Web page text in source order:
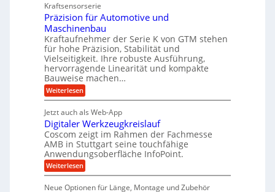
c
i
n
d
e
t
r
i
e
b
e
f
ü
r
r
a
n
d
A
u
f
t
r
a
s
e
i
n
g
a
n
l
o
s
e
,
w
e
n
i
g
e
r
S
t
e
h
n
s
t
a
n
g
e
n
g
e
t
r
i
e
b
e
f
ü
r
r
Kraftsensorserie
Präzision für Automotive und
Maschinenbau
Kraftaufnehmer der Serie K von GTM stehen
für hohe Präzision, Stabilität und
Vielseitigkeit. Ihre robuste Ausführung,
hervorragende Linearität und kompakte
Bauweise machen…
Weiterlesen:
P
ä
z
i
s
i
o
n
f
Jetzt auch als Web-App
Digitaler Werkzeugkreislauf
Coscom zeigt im Rahmen der Fachmesse
AMB in Stuttgart seine touchfähige
Anwendungsoberfläche InfoPoint.
Weiterlesen:
D
Neue Optionen für Länge, Montage und Zubehör